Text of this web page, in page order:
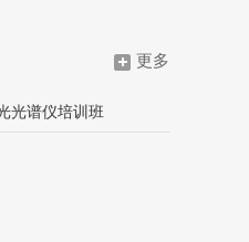
更多
光谱仪培训班